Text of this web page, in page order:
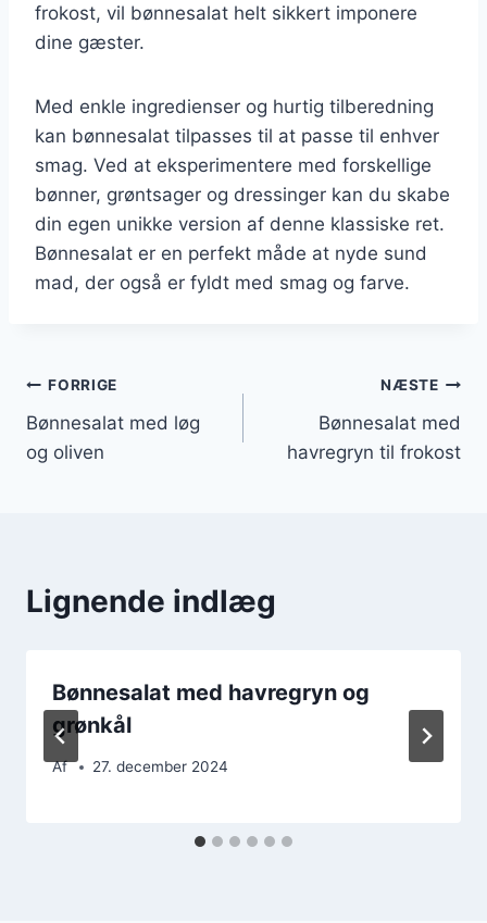
frokost, vil bønnesalat helt sikkert imponere
dine gæster.
Med enkle ingredienser og hurtig tilberedning
kan bønnesalat tilpasses til at passe til enhver
smag. Ved at eksperimentere med forskellige
bønner, grøntsager og dressinger kan du skabe
din egen unikke version af denne klassiske ret.
Bønnesalat er en perfekt måde at nyde sund
mad, der også er fyldt med smag og farve.
Indlægsnavigation
FORRIGE
Bønnesalat med løg
og oliven
NÆSTE
Bønnesalat med
havregryn til frokost
Lignende indlæg
Bønnesalat med havregryn og
grønkål
Af 27. december 2024